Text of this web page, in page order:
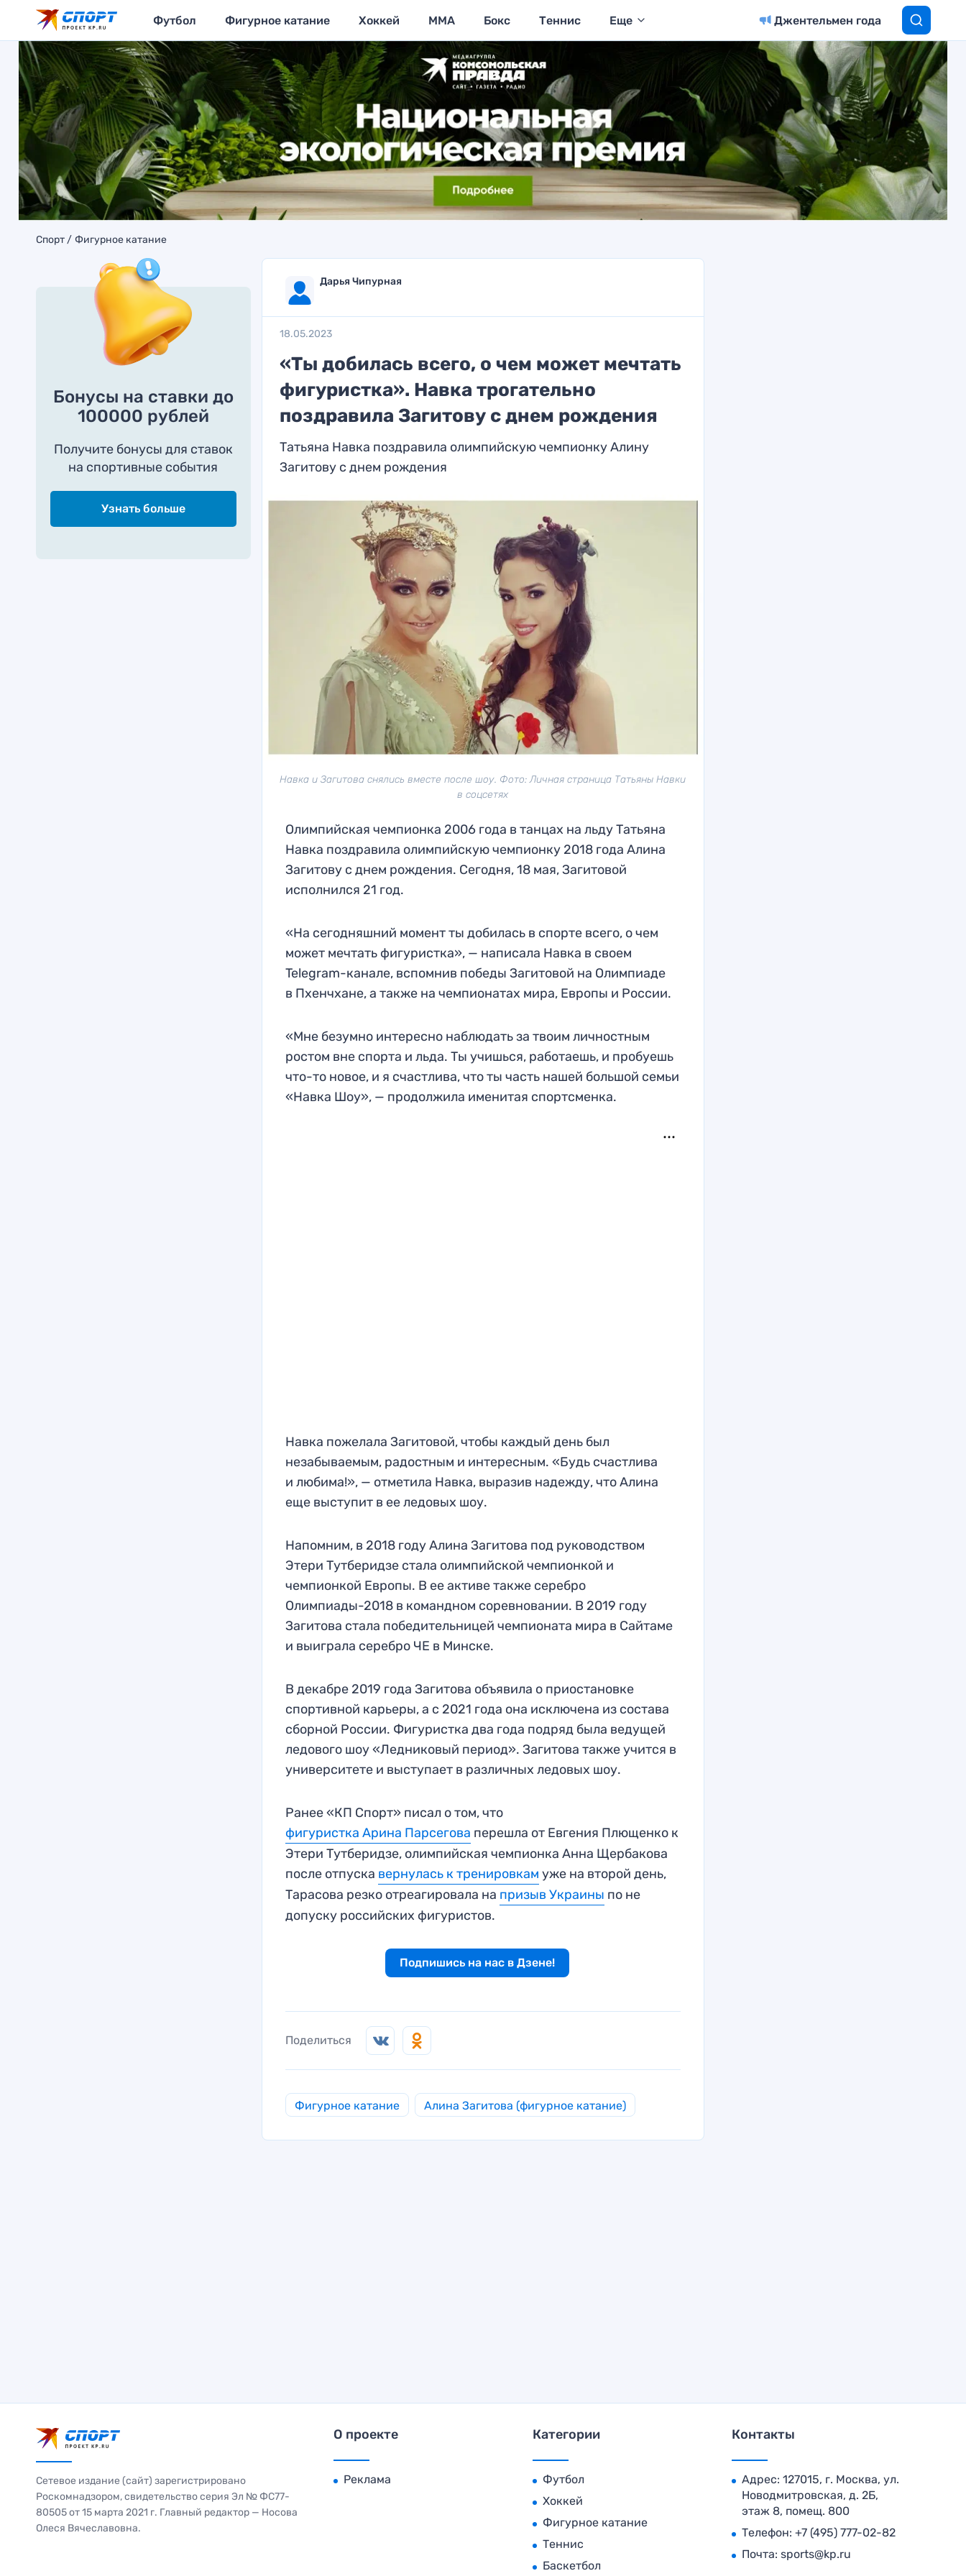
Футбол Фигурное катание Хоккей MMA Бокс Теннис Еще Джентельмен года
Спорт Фигурное катание
Бонусы на ставки до
100000 рублей
Получите бонусы для ставок
на спортивные события
Узнать больше
Дарья Чипурная
18.05.2023
«Ты добилась всего, о чем может мечтать
фигуристка». Навка трогательно
поздравила Загитову с днем рождения
Татьяна Навка поздравила олимпийскую чемпионку Алину
Загитову с днем рождения
Навка и Загитова снялись вместе после шоу. Фото: Личная страница Татьяны Навки
в соцсетях
Олимпийская чемпионка 2006 года в танцах на льду Татьяна
Навка поздравила олимпийскую чемпионку 2018 года Алина
Загитову с днем рождения. Сегодня, 18 мая, Загитовой
исполнился 21 год.
«На сегодняшний момент ты добилась в спорте всего, о чем
может мечтать фигуристка», — написала Навка в своем
Telegram-канале, вспомнив победы Загитовой на Олимпиаде
в Пхенчхане, а также на чемпионатах мира, Европы и России.
«Мне безумно интересно наблюдать за твоим личностным
ростом вне спорта и льда. Ты учишься, работаешь, и пробуешь
что-то новое, и я счастлива, что ты часть нашей большой семьи
«Навка Шоу», — продолжила именитая спортсменка.
Навка пожелала Загитовой, чтобы каждый день был
незабываемым, радостным и интересным. «Будь счастлива
и любима!», — отметила Навка, выразив надежду, что Алина
еще выступит в ее ледовых шоу.
Напомним, в 2018 году Алина Загитова под руководством
Этери Тутберидзе стала олимпийской чемпионкой и
чемпионкой Европы. В ее активе также серебро
Олимпиады-2018 в командном соревновании. В 2019 году
Загитова стала победительницей чемпионата мира в Сайтаме
и выиграла серебро ЧЕ в Минске.
В декабре 2019 года Загитова объявила о приостановке
спортивной карьеры, а с 2021 года она исключена из состава
сборной России. Фигуристка два года подряд была ведущей
ледового шоу «Ледниковый период». Загитова также учится в
университете и выступает в различных ледовых шоу.
Ранее «КП Спорт» писал о том, что
фигуристка Арина Парсегова перешла от Евгения Плющенко к
Этери Тутберидзе, олимпийская чемпионка Анна Щербакова
после отпуска вернулась к тренировкам уже на второй день,
Тарасова резко отреагировала на призыв Украины по не
допуску российских фигуристов.
Подпишись на нас в Дзене!
Поделиться
Фигурное катание Алина Загитова (фигурное катание)
Сетевое издание (сайт) зарегистрировано
Роскомнадзором, свидетельство серия Эл № ФС77-
80505 от 15 марта 2021 г. Главный редактор — Носова
Олеся Вячеславовна.
О проекте
Реклама
Категории
Футбол
Хоккей
Фигурное катание
Теннис
Баскетбол
Контакты
Адрес: 127015, г. Москва, ул.
Новодмитровская, д. 2Б,
этаж 8, помещ. 800
Телефон: +7 (495) 777-02-82
Почта: sports@kp.ru